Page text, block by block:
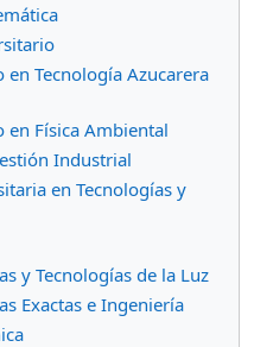
Tecnología Azucarera
en Física Ambiental
Industrial
en Tecnologías y
y Tecnologías de la Luz
Exactas e Ingeniería